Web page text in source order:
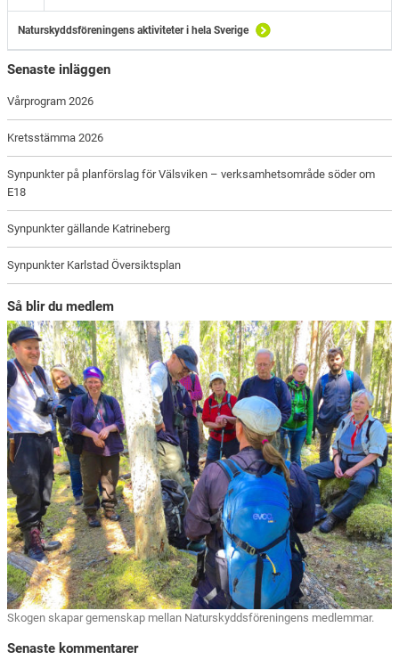
Naturskyddsföreningens aktiviteter i hela Sverige
Senaste inläggen
Vårprogram 2026
Kretsstämma 2026
Synpunkter på planförslag för Välsviken – verksamhetsområde söder om
E18
Synpunkter gällande Katrineberg
Synpunkter Karlstad Översiktsplan
Så blir du medlem
Skogen skapar gemenskap mellan Naturskyddsföreningens medlemmar.
Senaste kommentarer